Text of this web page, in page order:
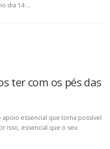
dia 14 …
ter com os pés das
essencial que torna possível
isso, essencial que o seu